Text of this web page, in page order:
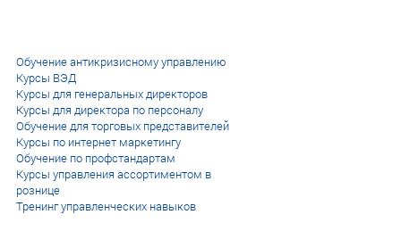
Обучение антикризисному управлению
Курсы ВЭД
Курсы для генеральных директоров
Курсы для директора по персоналу
Обучение для торговых представителей
Курсы по интернет маркетингу
Обучение по профстандартам
Курсы управления ассортиментом в
рознице
Тренинг управленческих навыков